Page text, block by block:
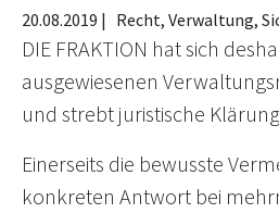
20.08.2019 | Recht, Verwaltung,
DIE FRAKTION hat sich
ausgewiesenen
und strebt juristische
Einerseits die bewusste
konkreten Antwort bei